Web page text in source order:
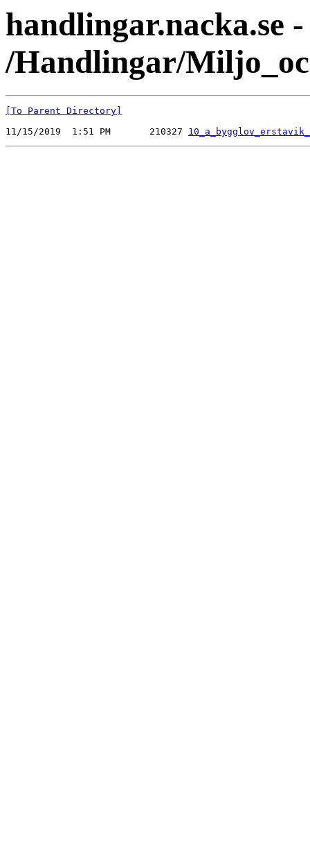
handlingar.nacka.se -
/Handlingar/
[To Parent Directory]
11/15/2019  1:51 PM       210327